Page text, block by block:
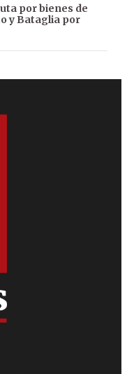
por bienes de
y Bataglia por